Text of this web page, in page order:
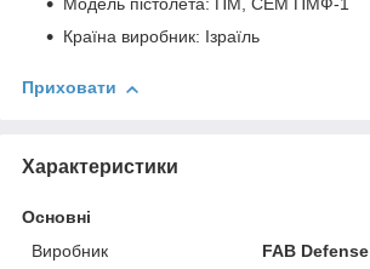
Країна виробник: Ізраїль
Приховати
Характеристики
Основні
Виробник
FAB Defense